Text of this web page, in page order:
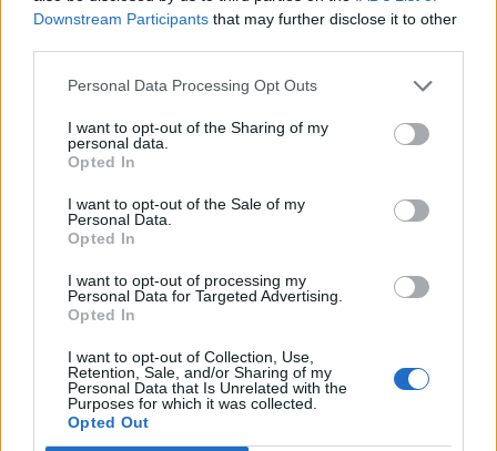
Downstream Participants that may further disclose it to other
Personal Data Processing Opt Outs
I want to opt-out of the Sharing of my
personal data.
Opted In
I want to opt-out of the Sale of my
Personal Data.
Opted In
I want to opt-out of processing my
Personal Data for Targeted Advertising.
Opted In
I want to opt-out of Collection, Use,
Retention, Sale, and/or Sharing of my
Personal Data that Is Unrelated with the
Purposes for which it was collected.
Opted Out
Древен храм на почти 900 години
откриха под кафене за сладолед в
Полша
07.08.2026 / 16:00